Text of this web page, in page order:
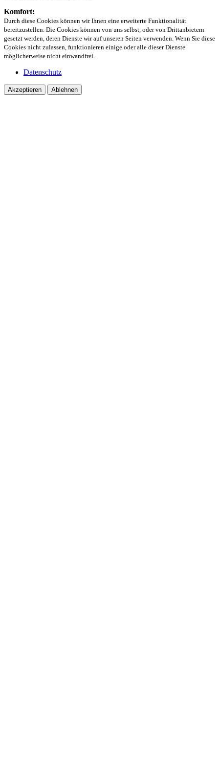
Komfort:
Durch diese Cookies können wir Ihnen eine erweiterte Funktionalität
bereitzustellen. Die Cookies können von uns selbst, oder von Drittanbietern
gesetzt werden, deren Dienste wir auf unseren Seiten verwenden. Wenn Sie diese
Cookies nicht zulassen, funktionieren einige oder alle dieser Dienste
möglicherweise nicht einwandfrei.
Datenschutz
Akzeptieren Ablehnen